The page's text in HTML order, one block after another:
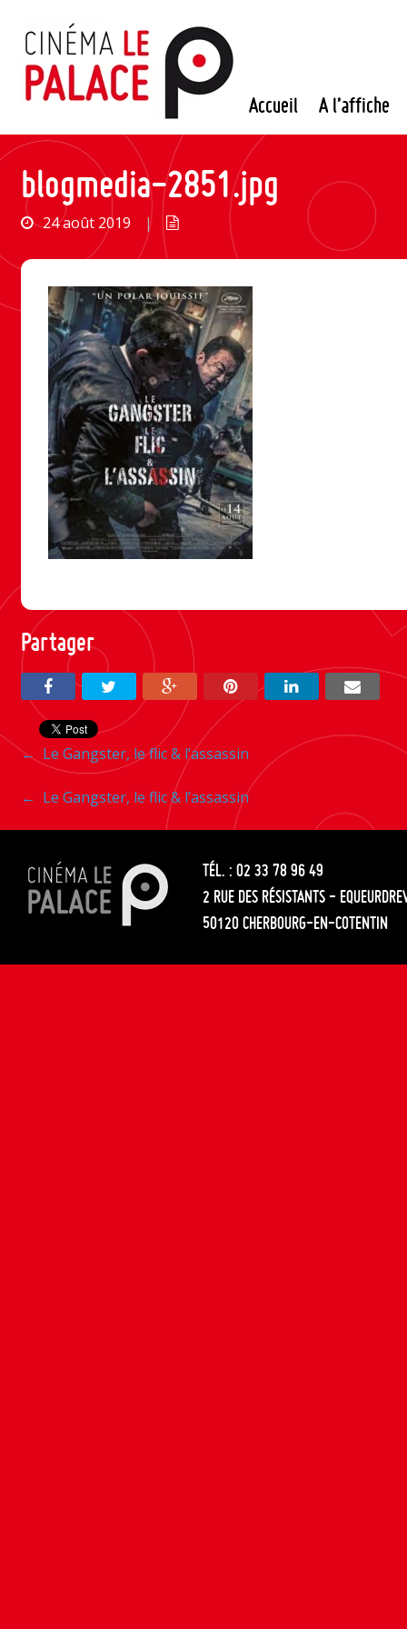
contenu
Accueil A l’affiche
blogmedia-2851.jpg
24 août 2019 |
Partager
Navigation
entre
les
articles
← Le Gangster, le flic & l’assassin
Navigation
entre
les
articles
← Le Gangster, le flic & l’assassin
TÉL. : 02 33 78 96 49
2 RUE DES RÉSISTANTS -
50120 CHERBOURG-EN-COTENTIN